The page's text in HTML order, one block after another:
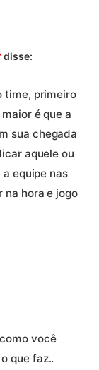
disse:
time, primeiro
é que a
sua chegada
aquele ou
equipe nas
na hora e jogo
você
que faz..